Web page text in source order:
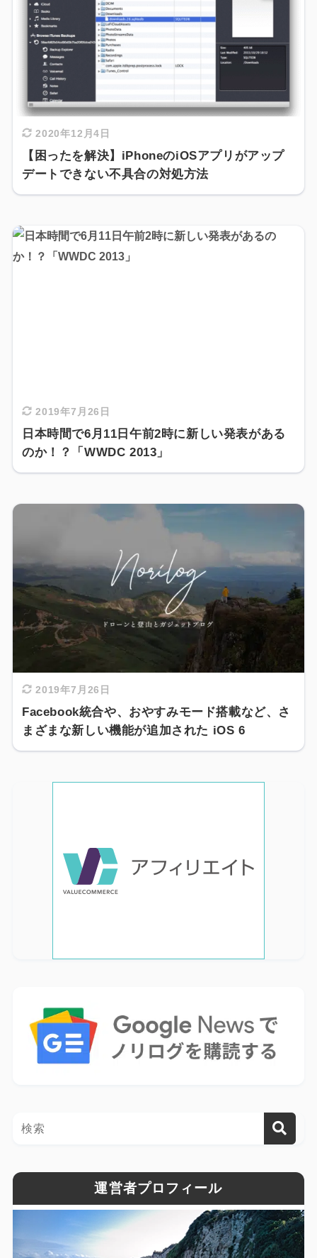
2020年12月4日
【困ったを解決】iPhoneのiOSアプリがアップ
デートできない不具合の対処方法
2019年7月26日
日本時間で6月11日午前2時に新しい発表がある
のか！？「WWDC 2013」
2019年7月26日
Facebook統合や、おやすみモード搭載など、さ
まざまな新しい機能が追加された iOS 6
運営者プロフィール